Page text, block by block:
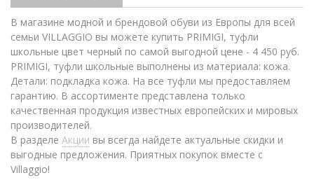
В магазине модной и брендовой обуви из Европы для всей
семьи VILLAGGIO вы можете купить PRIMIGI, туфли
школьные цвет черный по самой выгодной цене - 4 450 руб.
PRIMIGI, туфли школьные выполнены из материала: кожа.
Детали: подкладка кожа. На все туфли мы предоставляем
гарантию. В ассортименте представлена только
качественная продукция известных европейских и мировых
производителей.
В разделе Акции вы всегда найдете актуальные скидки и
выгодные предложения. Приятных покупок вместе с
Villaggio!